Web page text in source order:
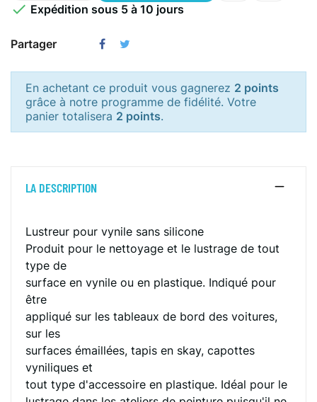
 Expédition sous 5 à 10 jours
Partager
En achetant ce produit vous gagnerez 2 points
grâce à notre programme de fidélité. Votre
panier totalisera 2 points.
LA DESCRIPTION
Lustreur pour vynile sans silicone
Produit pour le nettoyage et le lustrage de tout
type de
surface en vynile ou en plastique. Indiqué pour
être
appliqué sur les tableaux de bord des voitures,
sur les
surfaces émaillées, tapis en skay, capottes
vyniliques et
tout type d'accessoire en plastique. Idéal pour le